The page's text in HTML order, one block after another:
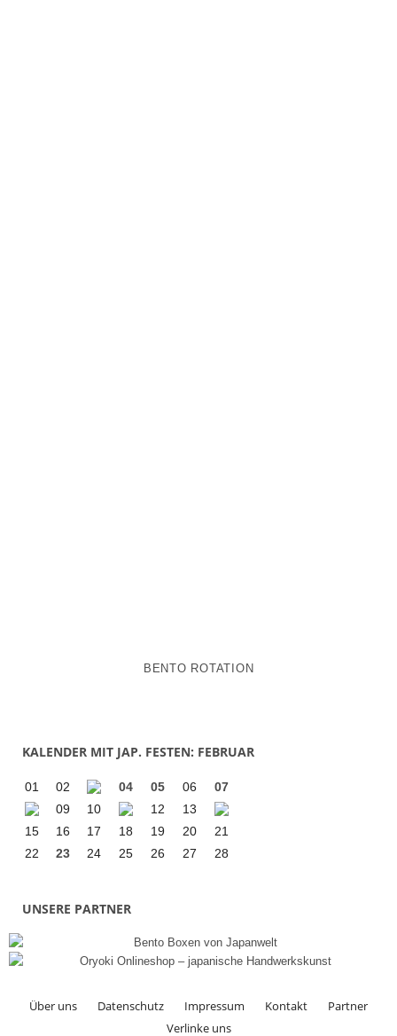
BENTO ROTATION
KALENDER MIT JAP. FESTEN: FEBRUAR
01 02 04 05 06
07
09
10 12
13
15
16 17 18 19 20
21
22
23 24 25 26 27 28
UNSERE PARTNER
Über uns Datenschutz Impressum Kontakt
Partner
Verlinke uns